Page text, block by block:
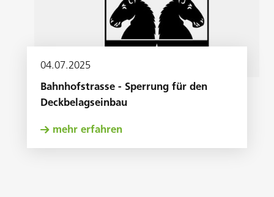
04.07.2025
Bahnhofstrasse - Sperrung für den
Deckbelagseinbau
mehr erfahren